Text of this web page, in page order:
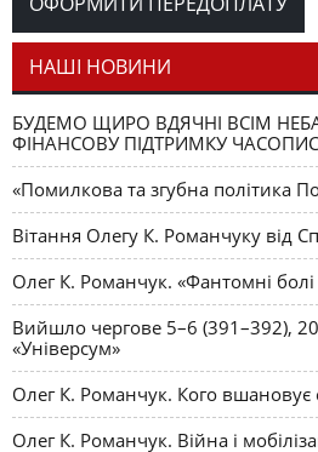
СЛОВО РЕДАКЦІЙНЕ Олег К.
як уособлення української
НАШІ НОВИНИ
БУДЕМО ЩИРО ВДЯЧНІ ВСІМ
ФІНАНСОВУ ПІДТРИМКУ
«Помилкова та згубна політика
Вітання Олегу К. Романчуку від
Олег К. Романчук. «Фантомні болі
Вийшло чергове 5–6 (391–392),
«Універсум»
Олег К. Романчук. Кого
Олег К. Романчук. Війна і